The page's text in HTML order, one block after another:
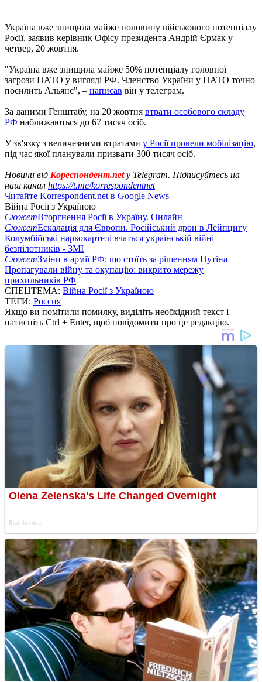
Україна вже знищила майже половину військового потенціалу
Росії, заявив керівник Офісу президента Андрій Єрмак у
четвер, 20 жовтня.
"Україна вже знищила майже 50% потенціалу головної
загрози НАТО у вигляді РФ. Членство України у НАТО точно
посилить Альянс", – написав він у телеграм.
За даними Генштабу, на 20 жовтня втрати особового складу
РФ наближаються до 67 тисяч осіб.
У зв'язку з величезними втратами у Росії провели мобілізацію,
під час якої планували призвати 300 тисяч осіб.
Новини від Кореспондент.netу Telegram. Підписуйтесь на
наш канал https://t.me/korrespondentnet
Читайте Korrespondent.net в Google News
Війна Росії з Україною
СюжетВторгнення Росії в Україну. Онлайн
СюжетЕскалація для Європи. Російський дрон в Лейпцигу
Колумбійські наркокартелі вчаться українській війні
безпілотників - ЗМІ
СюжетЗміни в армії РФ: що стоїть за рішенням Путіна
Пропагували війну та окупацію: викрито мережу
прихильників РФ
СПЕЦТЕМА: Війна Росії з Україною
ТЕГИ: Россия
Якщо ви помітили помилку, виділіть необхідний текст і
натисніть Ctrl + Enter, щоб повідомити про це редакцію.